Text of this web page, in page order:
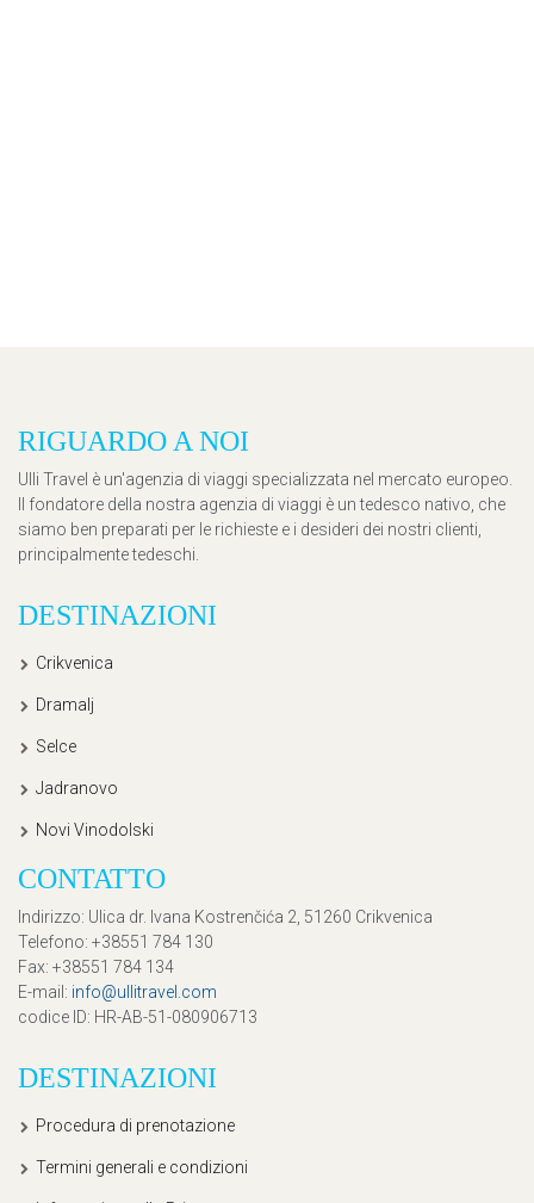
RIGUARDO A NOI
Ulli Travel è un'agenzia di viaggi specializzata nel mercato europeo.
Il fondatore della nostra agenzia di viaggi è un tedesco nativo, che
siamo ben preparati per le richieste e i desideri dei nostri clienti,
principalmente tedeschi.
DESTINAZIONI
Crikvenica
Dramalj
Selce
Jadranovo
Novi Vinodolski
CONTATTO
Indirizzo: Ulica dr. Ivana Kostrenčića 2, 51260 Crikvenica
Telefono: +38551 784 130
Fax: +38551 784 134
E-mail : info@ullitravel.com
codice ID: HR-AB-51-080906713
DESTINAZIONI
Procedura di prenotazione
Termini generali e condizioni